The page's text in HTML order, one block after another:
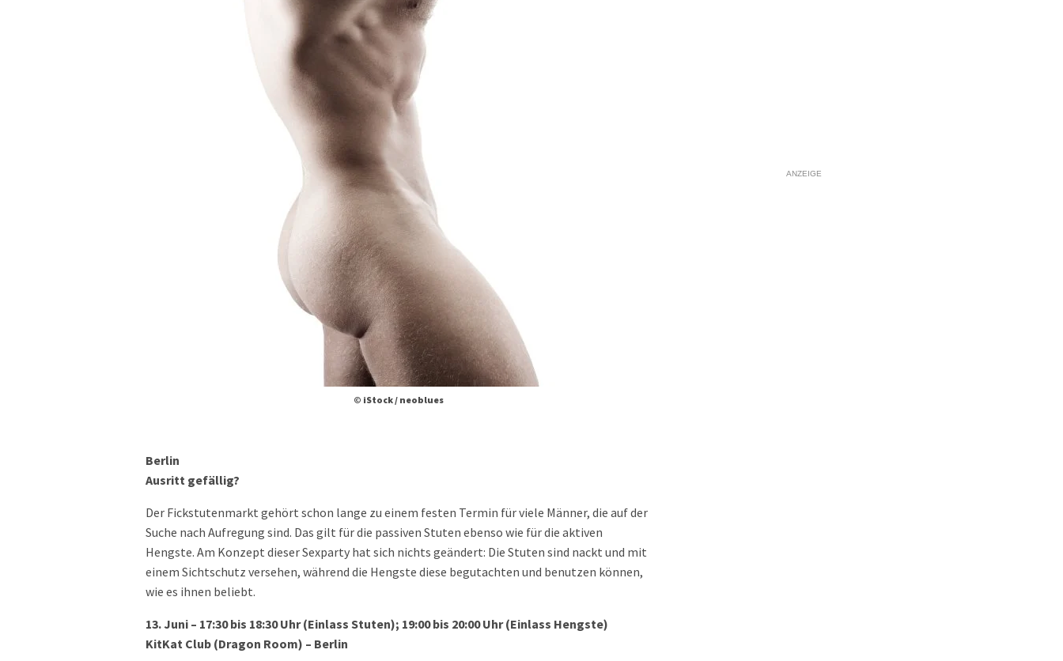
© iStock / neoblues
Berlin
Ausritt gefällig?
Der Fickstutenmarkt gehört schon lange zu einem festen Termin für viele Männer, die auf der
Suche nach Aufregung sind. Das gilt für die passiven Stuten ebenso wie für die aktiven
Hengste. Am Konzept dieser Sexparty hat sich nichts geändert: Die Stuten sind nackt und mit
einem Sichtschutz versehen, während die Hengste diese begutachten und benutzen können,
wie es ihnen beliebt.
13. Juni – 17:30 bis 18:30 Uhr (Einlass Stuten); 19:00 bis 20:00 Uhr (Einlass Hengste)
KitKat Club (Dragon Room) – Berlin
ANZEIGE